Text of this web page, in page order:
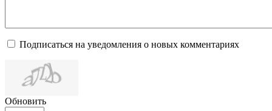
Подписаться на уведомления о новых комментариях
Обновить